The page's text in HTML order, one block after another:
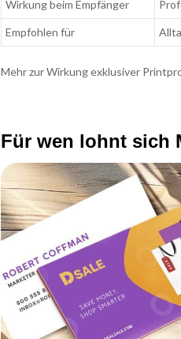
Wirkung beim Empfänger
Empfohlen für
Mehr zur Wirkung exklusiver
Für wen lohnt sich